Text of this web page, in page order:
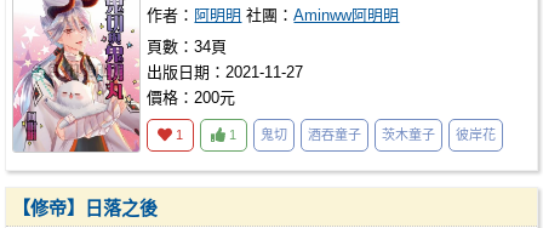
作者： 阿明明 社團：Aminww阿明明
頁數：34頁
出版日期：2021-11-27
價格：200元
1 1 鬼切 酒吞童子 茨木童子 彼岸花
【修帝】日落之後